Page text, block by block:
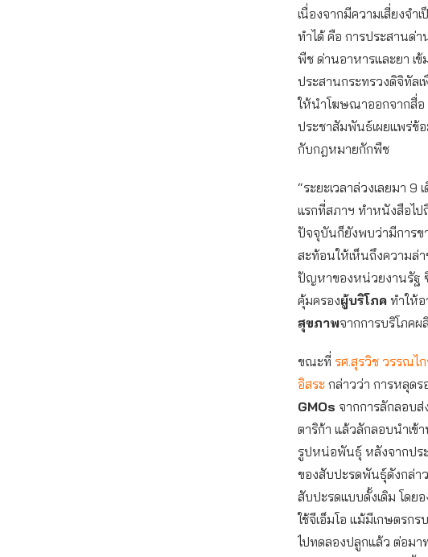
เนื่องจากมีความเสี่ยงจ
ทำได้ คือ การประสานด่
พืช ด่านอาหารและยา เ
ประสานกระทรวงดิจิทัล
ให้นำโฆษณาออกจากสื่อ
ประชาสัมพันธ์เผยแพร่ข้
กับกฎหมายกักพืช
“ระยะเวลาล่วงเลยมา 9
แรกที่สภาฯ ทำหนังสือไ
ปัจจุบันก็ยังพบว่ามีการข
สะท้อนให้เห็นถึงความล่
ปัญหาของหน่วยงานรัฐ
คุ้มครองผู้บริโภค ทำให้อ
สุขภาพจากการบริโภค
ขณะที่ รศ.สุรวิช วรรณไ
อิสระ กล่าวว่า การหลุดร
GMOs จากการลักลอบส่
ตาริก้า แล้วลักลอบนำเข้า
รูปหน่อพันธุ์ หลังจากป
ของสับปะรดพันธุ์ดังกล่า
สับปะรดแบบดั้งเดิม โดย
ใช้จีเอ็มโอ แม้มีเกษตรก
ไปทดลองปลูกแล้ว ต่อมา